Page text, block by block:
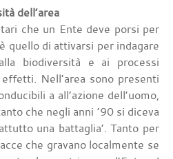
dell’area
che un Ente deve porsi per
quello di attivarsi per indagare
biodiversità e ai processi
Nell’area sono presenti
a all’azione dell’uomo,
che negli anni ’90 si diceva
una battaglia’. Tanto per
che gravano localmente se